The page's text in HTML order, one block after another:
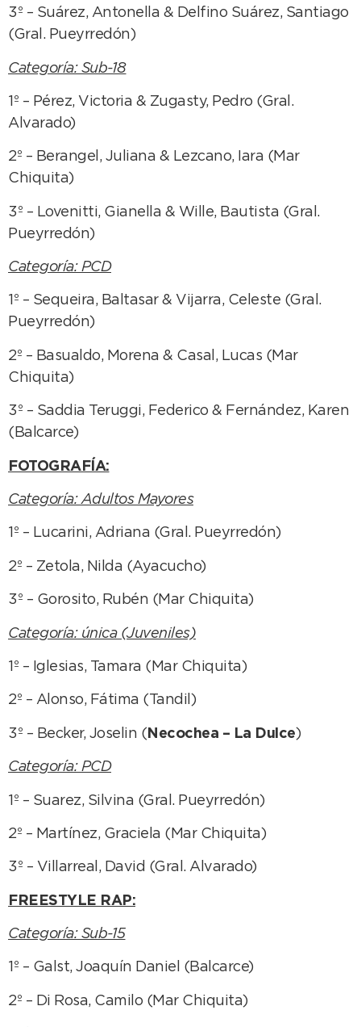
3º – Suárez, Antonella & Delfino Suárez, Santiago
(Gral. Pueyrredón)
Categoría: Sub-18
1º – Pérez, Victoria & Zugasty, Pedro (Gral.
Alvarado)
2º – Berangel, Juliana & Lezcano, Iara (Mar
Chiquita)
3º – Lovenitti, Gianella & Wille, Bautista (Gral.
Pueyrredón)
Categoría: PCD
1º – Sequeira, Baltasar & Vijarra, Celeste (Gral.
Pueyrredón)
2º – Basualdo, Morena & Casal, Lucas (Mar
Chiquita)
3º – Saddia Teruggi, Federico & Fernández, Karen
(Balcarce)
FOTOGRAFÍA:
Categoría: Adultos Mayores
1º – Lucarini, Adriana (Gral. Pueyrredón)
2º – Zetola, Nilda (Ayacucho)
3º – Gorosito, Rubén (Mar Chiquita)
Categoría: única (Juveniles)
1º – Iglesias, Tamara (Mar Chiquita)
2º – Alonso, Fátima (Tandil)
3º – Becker, Joselin ( Necochea – La Dulce)
Categoría: PCD
1º – Suarez, Silvina (Gral. Pueyrredón)
2º – Martínez, Graciela (Mar Chiquita)
3º – Villarreal, David (Gral. Alvarado)
FREESTYLE RAP:
Categoría: Sub-15
1º – Galst, Joaquín Daniel (Balcarce)
2º – Di Rosa, Camilo (Mar Chiquita)